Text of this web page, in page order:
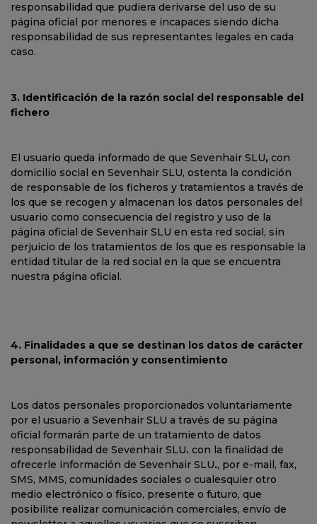
responsabilidad que pudiera derivarse del uso de su
página oficial por menores e incapaces siendo dicha
responsabilidad de sus representantes legales en cada
caso.
3. Identificación de la razón social del responsable del
fichero
El usuario queda informado de que Sevenhair SLU, con
domicilio social en Sevenhair SLU, ostenta la condición
de responsable de los ficheros y tratamientos a través de
los que se recogen y almacenan los datos personales del
usuario como consecuencia del registro y uso de la
página oficial de Sevenhair SLU en esta red social, sin
perjuicio de los tratamientos de los que es responsable la
entidad titular de la red social en la que se encuentra
nuestra página oficial.
4. Finalidades a que se destinan los datos de carácter
personal, información y consentimiento
Los datos personales proporcionados voluntariamente
por el usuario a Sevenhair SLU a través de su página
oficial formarán parte de un tratamiento de datos
responsabilidad de Sevenhair SLU. con la finalidad de
ofrecerle información de Sevenhair SLU., por e-mail, fax,
SMS, MMS, comunidades sociales o cualesquier otro
medio electrónico o físico, presente o futuro, que
posibilite realizar comunicación comerciales, envío de